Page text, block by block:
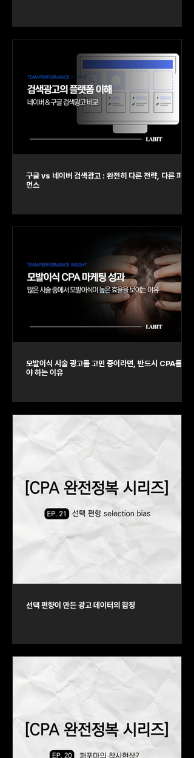
구글 vs 네이버 검색광고 : 완전히 다른 전략, 다른 퍼포
먼스
모발이식 시술 광고를 고민 중이라면, 반드시 CPA를 해
야 하는 이유
선택 편향이 만든 광고 데이터의 함정